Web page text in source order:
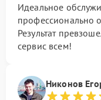
Идеальное
профессионально
Результат
сервис всем!
Никонов